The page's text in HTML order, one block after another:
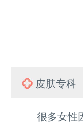
皮肤专科
很多女性